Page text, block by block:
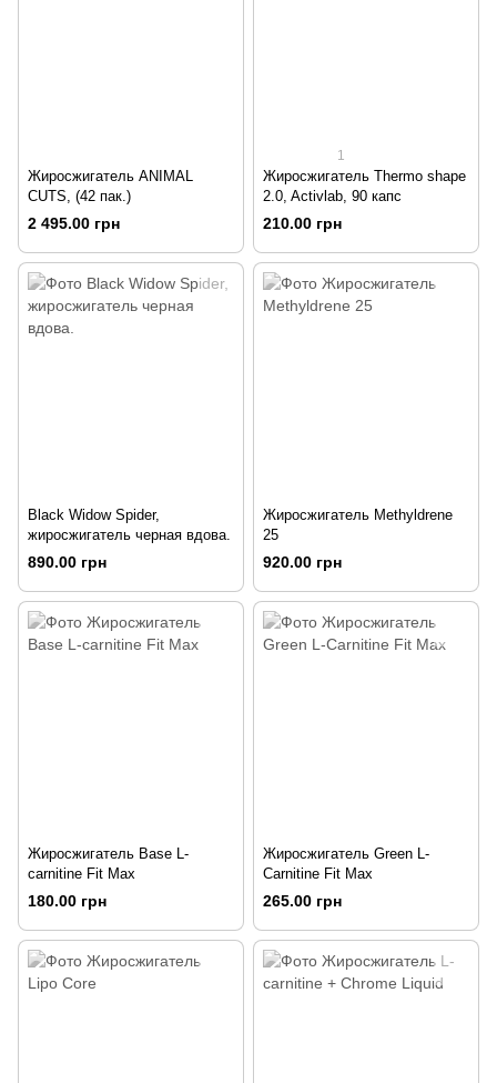
Жиросжигатель ANIMAL
CUTS, (42 пак.)
2 495.00 грн
1
Жиросжигатель Thermo shape
2.0, Activlab, 90 капс
210.00 грн
Black Widow Spider,
жиросжигатель черная вдова.
890.00 грн
Жиросжигатель Methyldrene
25
920.00 грн
Жиросжигатель Base L-
carnitine Fit Max
180.00 грн
Жиросжигатель Green L-
Carnitine Fit Max
265.00 грн